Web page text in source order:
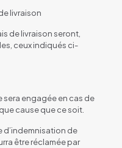
livraison
de livraison seront,
ceux indiqués ci-
sera engagée en cas de
cause que ce soit.
d’indemnisation de
être réclamée par